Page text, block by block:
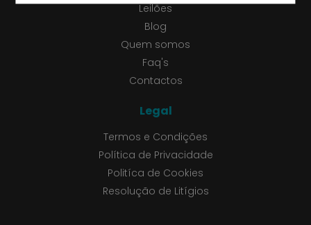
Leilões
Blog
Quem somos
Faq's
Contactos
Legal
Termos e Condições
Política de Privacidade
Politíca de Cookies
Resolução de Litígios